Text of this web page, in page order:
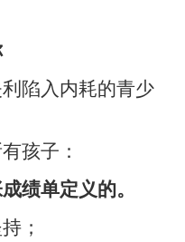
陷入内耗的青少
孩子：
绩单定义的。
；